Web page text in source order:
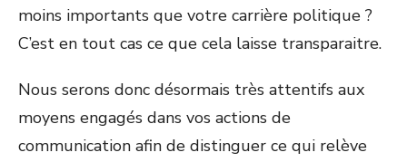
moins importants que votre carrière politique ?
C’est en tout cas ce que cela laisse transparaitre.
Nous serons donc désormais très attentifs aux
moyens engagés dans vos actions de
communication afin de distinguer ce qui relève